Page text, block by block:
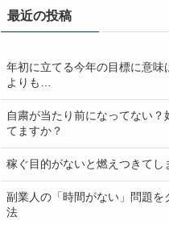
最近の投稿
年初に立てる今年の目標に意味
よりも…
自粛が当たり前になってない？
てますか？
稼ぐ目的がないと燃えつきてし
副業人の「時間がない」問題を
法